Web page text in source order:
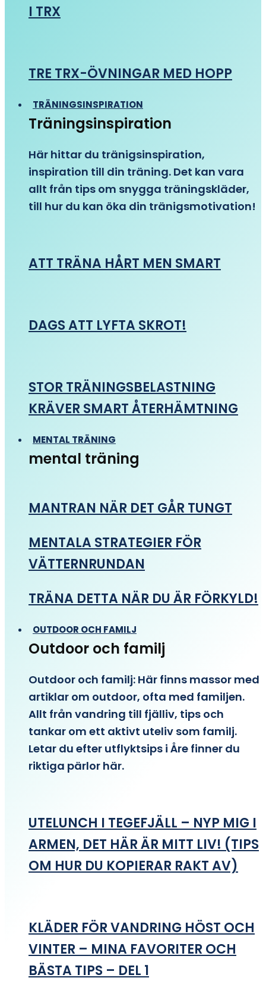
I TRX
TRE TRX-ÖVNINGAR MED HOPP
TRÄNINGSINSPIRATION
Träningsinspiration
Här hittar du tränigsinspiration,
inspiration till din träning. Det kan vara
allt från tips om snygga träningskläder,
till hur du kan öka din tränigsmotivation!
ATT TRÄNA HÅRT MEN SMART
DAGS ATT LYFTA SKROT!
STOR TRÄNINGSBELASTNING
KRÄVER SMART ÅTERHÄMTNING
MENTAL TRÄNING
mental träning
MANTRAN NÄR DET GÅR TUNGT
MENTALA STRATEGIER FÖR
VÄTTERNRUNDAN
TRÄNA DETTA NÄR DU ÄR FÖRKYLD!
OUTDOOR OCH FAMILJ
Outdoor och familj
Outdoor och familj: Här finns massor med
artiklar om outdoor, ofta med familjen.
Allt från vandring till fjälliv, tips och
tankar om ett aktivt uteliv som familj.
Letar du efter utflyktsips i Åre finner du
riktiga pärlor här.
UTELUNCH I TEGEFJÄLL – NYP MIG I
ARMEN, DET HÄR ÄR MITT LIV! (TIPS
OM HUR DU KOPIERAR RAKT AV)
KLÄDER FÖR VANDRING HÖST OCH
VINTER – MINA FAVORITER OCH
BÄSTA TIPS – DEL 1